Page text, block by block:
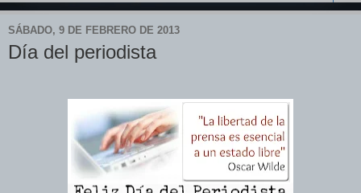
SÁBADO, 9 DE FEBRERO DE 2013
Día del periodista